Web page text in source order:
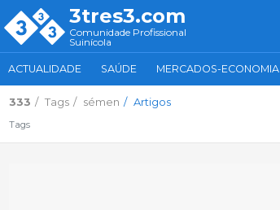
3tres3.com
Comunidade Profissional
Suinícola
ACTUALIDADE SAÚDE MERCADOS-ECONOMIA
333 Tags sémen Artigos
Tags